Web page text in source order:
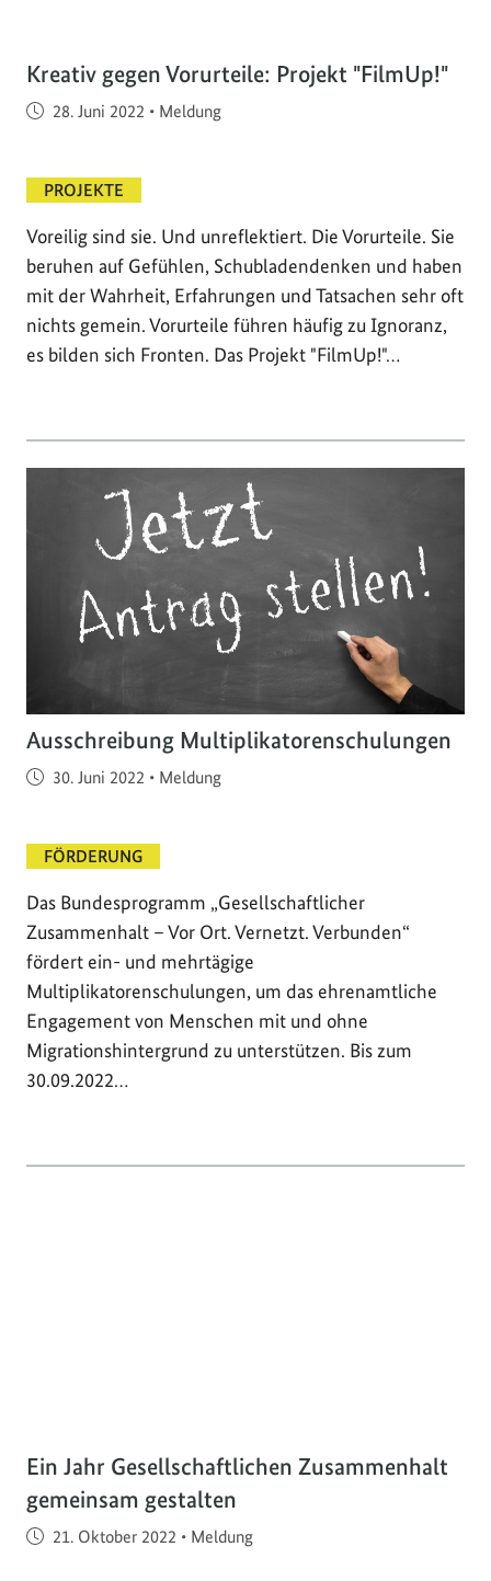
Kreativ gegen Vorurteile: Projekt "FilmUp!"
Veröffentlicht am
28. Juni 2022 • Meldung
PROJEKTE
Voreilig sind sie. Und unreflektiert. Die Vorurteile. Sie
beruhen auf Gefühlen, Schubladendenken und haben
mit der Wahrheit, Erfahrungen und Tatsachen sehr oft
nichts gemein. Vorurteile führen häufig zu Ignoranz,
es bilden sich Fronten. Das Projekt "FilmUp!"…
Ausschreibung Multiplikatorenschulungen
Veröffentlicht am
30. Juni 2022 • Meldung
FÖRDERUNG
Das Bundesprogramm „Gesellschaftlicher
Zusammenhalt – Vor Ort. Vernetzt. Verbunden“
fördert ein- und mehrtägige
Multiplikatorenschulungen, um das ehrenamtliche
Engagement von Menschen mit und ohne
Migrationshintergrund zu unterstützen. Bis zum
30.09.2022…
Ein Jahr Gesellschaftlichen Zusammenhalt
gemeinsam gestalten
Veröffentlicht am
21. Oktober 2022 • Meldung